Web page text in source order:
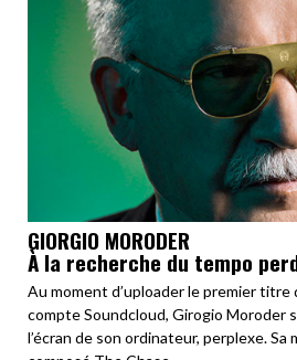
GIORGIO MORODER
À la recherche du tempo
Au moment d’uploader le premier
compte Soundcloud, Girogio Moroder
l’écran de son ordinateur, perplexe. Sa